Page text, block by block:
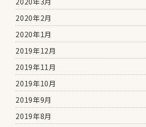
2020年2月
2020年1月
2019年12月
2019年11月
2019年10月
2019年9月
2019年8月